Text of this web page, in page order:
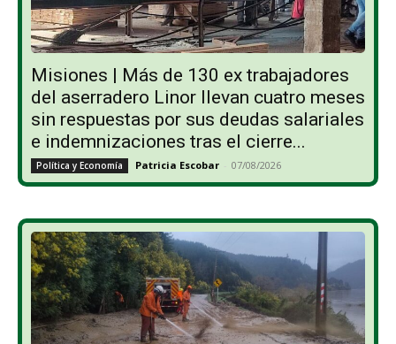
Misiones | Más de 130 ex trabajadores
del aserradero Linor llevan cuatro meses
sin respuestas por sus deudas salariales
e indemnizaciones tras el cierre...
Política y Economía Patricia Escobar - 07/08/2026